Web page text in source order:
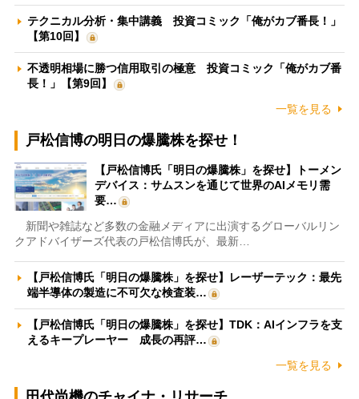
テクニカル分析・集中講義 投資コミック「俺がカブ番長！」
【第10回】
不透明相場に勝つ信用取引の極意 投資コミック「俺がカブ番
長！」【第9回】
一覧を見る
戸松信博の明日の爆騰株を探せ！
【戸松信博氏「明日の爆騰株」を探せ】トーメン
デバイス：サムスンを通じて世界のAIメモリ需
要…
新聞や雑誌など多数の金融メディアに出演するグローバルリン
クアドバイザーズ代表の戸松信博氏が、最新…
【戸松信博氏「明日の爆騰株」を探せ】レーザーテック：最先
端半導体の製造に不可欠な検査装…
【戸松信博氏「明日の爆騰株」を探せ】TDK：AIインフラを支
えるキープレーヤー 成長の再評…
一覧を見る